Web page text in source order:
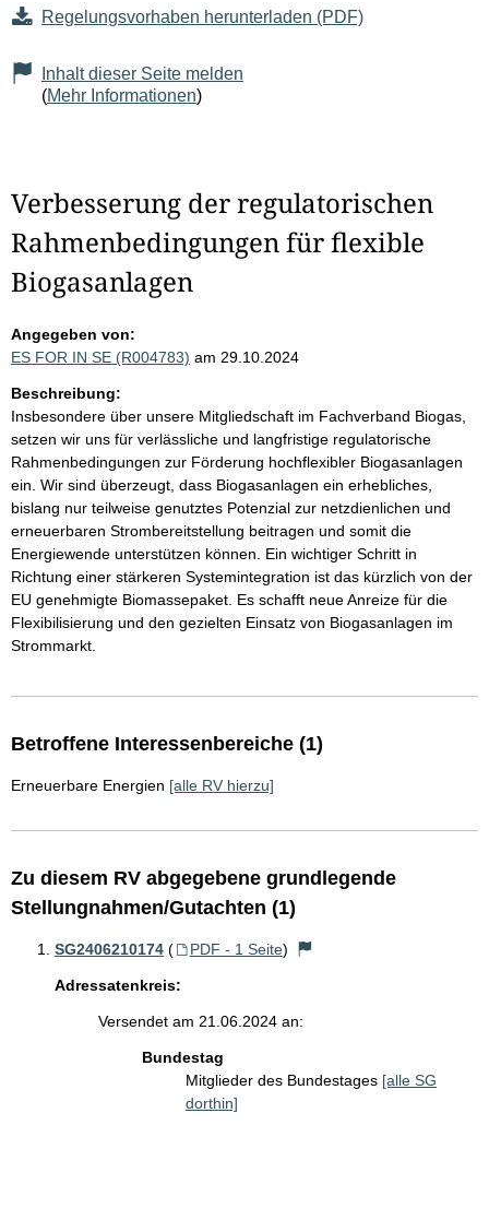
Regelungsvorhaben herunterladen (PDF)
Inhalt dieser Seite melden
(Mehr Informationen)
Verbesserung der regulatorischen
Rahmenbedingungen für flexible
Biogasanlagen
Angegeben von:
ES FOR IN SE (R004783) am 29.10.2024
Beschreibung:
Insbesondere über unsere Mitgliedschaft im Fachverband Biogas,
setzen wir uns für verlässliche und langfristige regulatorische
Rahmenbedingungen zur Förderung hochflexibler Biogasanlagen
ein. Wir sind überzeugt, dass Biogasanlagen ein erhebliches,
bislang nur teilweise genutztes Potenzial zur netzdienlichen und
erneuerbaren Strombereitstellung beitragen und somit die
Energiewende unterstützen können. Ein wichtiger Schritt in
Richtung einer stärkeren Systemintegration ist das kürzlich von der
EU genehmigte Biomassepaket. Es schafft neue Anreize für die
Flexibilisierung und den gezielten Einsatz von Biogasanlagen im
Strommarkt.
Betroffene Interessenbereiche (1)
Erneuerbare Energien [alle RV hierzu]
Zu diesem RV abgegebene grundlegende
Stellungnahmen/Gutachten (1)
SG2406210174 ( PDF - 1 Seite)
Adressatenkreis:
Versendet am 21.06.2024 an:
Bundestag
Mitglieder des Bundestages [alle SG
dorthin]